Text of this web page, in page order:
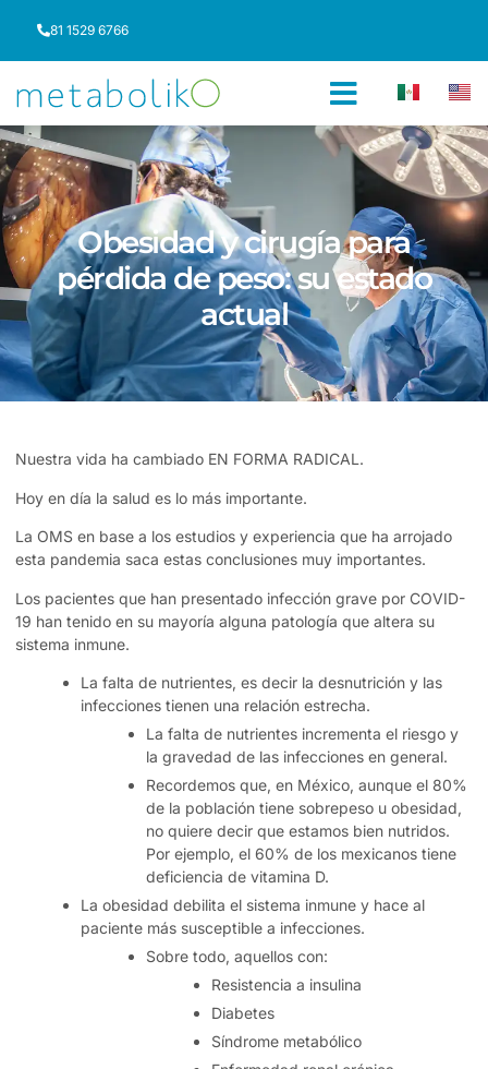
81 1529 6766
Obesidad y cirugía para
pérdida de peso: su estado
actual
Nuestra vida ha cambiado EN FORMA RADICAL.
Hoy en día la salud es lo más importante.
La OMS en base a los estudios y experiencia que ha arrojado
esta pandemia saca estas conclusiones muy importantes.
Los pacientes que han presentado infección grave por COVID-
19 han tenido en su mayoría alguna patología que altera su
sistema inmune.
La falta de nutrientes, es decir la desnutrición y las
infecciones tienen una relación estrecha.
La falta de nutrientes incrementa el riesgo y
la gravedad de las infecciones en general.
Recordemos que, en México, aunque el 80%
de la población tiene sobrepeso u obesidad,
no quiere decir que estamos bien nutridos.
Por ejemplo, el 60% de los mexicanos tiene
deficiencia de vitamina D.
La obesidad debilita el sistema inmune y hace al
paciente más susceptible a infecciones.
Sobre todo, aquellos con:
Resistencia a insulina
Diabetes
Síndrome metabólico